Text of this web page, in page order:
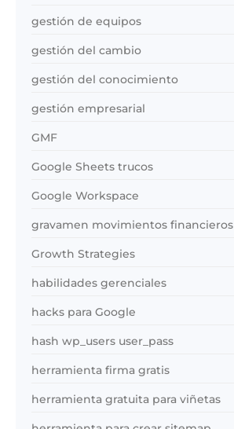
gestión de equipos
gestión del cambio
gestión del conocimiento
gestión empresarial
GMF
Google Sheets trucos
Google Workspace
gravamen movimientos financieros
Growth Strategies
habilidades gerenciales
hacks para Google
hash wp_users user_pass
herramienta firma gratis
herramienta gratuita para viñetas